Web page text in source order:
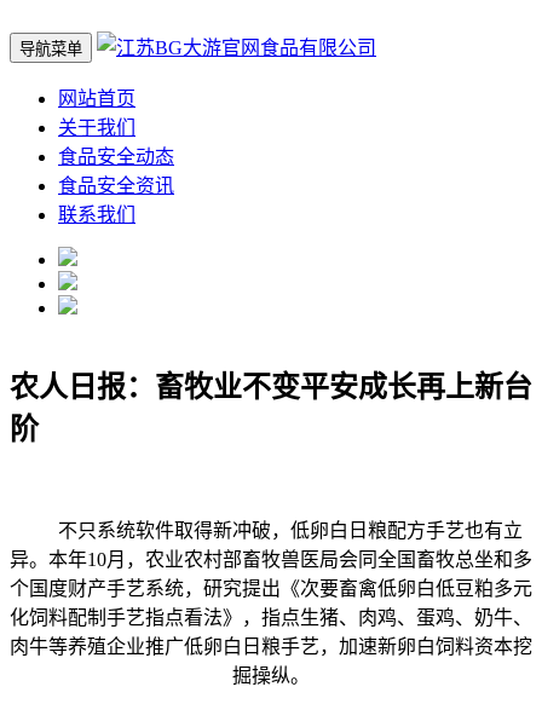
导航菜单
网站首页
关于我们
食品安全动态
食品安全资讯
联系我们
农人日报：畜牧业不变平安成长再上新台
阶
不只系统软件取得新冲破，低卵白日粮配方手艺也有立
异。本年10月，农业农村部畜牧兽医局会同全国畜牧总坐和多
个国度财产手艺系统，研究提出《次要畜禽低卵白低豆粕多元
化饲料配制手艺指点看法》，指点生猪、肉鸡、蛋鸡、奶牛、
肉牛等养殖企业推广低卵白日粮手艺，加速新卵白饲料资本挖
掘操纵。